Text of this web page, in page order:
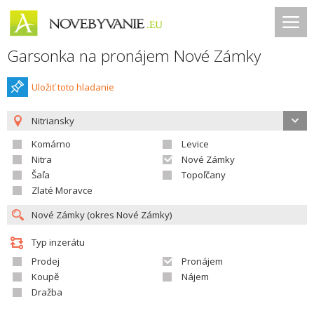
Garsonka na pronájem Nové Zámky
Uložiť toto hladanie
Nitriansky
Komárno
Levice
Nitra
Nové Zámky
Šaľa
Topoľčany
Zlaté Moravce
Typ inzerátu
Prodej
Pronájem
Koupě
Nájem
Dražba